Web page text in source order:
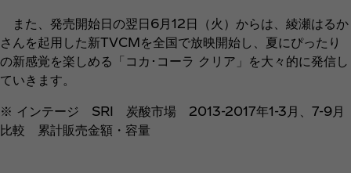
また、発売開始日の翌日6月12日（火）からは、綾瀬はるか
さんを起用した新TVCMを全国で放映開始し、夏にぴったり
の新感覚を楽しめる「コカ･コーラ クリア」を大々的に発信し
ていきます。
※ インテージ SRI 炭酸市場 2013-2017年1-3月、7-9月
比較 累計販売金額・容量